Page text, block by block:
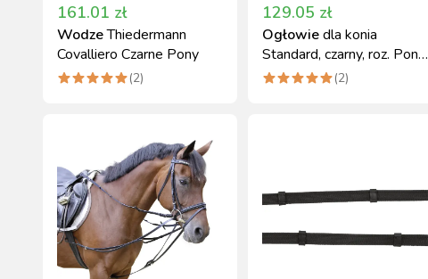
161.01 zł
WodzeThiedermann
Covalliero Czarne Pony
(2)
129.05 zł
Ogłowiedla konia
Standard, czarny, roz. Pony,
Covalliero
(2)